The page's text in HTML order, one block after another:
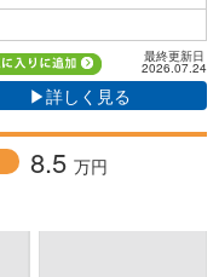
最終更新日
2026.07.24
▶詳しく見る
8.5 万円